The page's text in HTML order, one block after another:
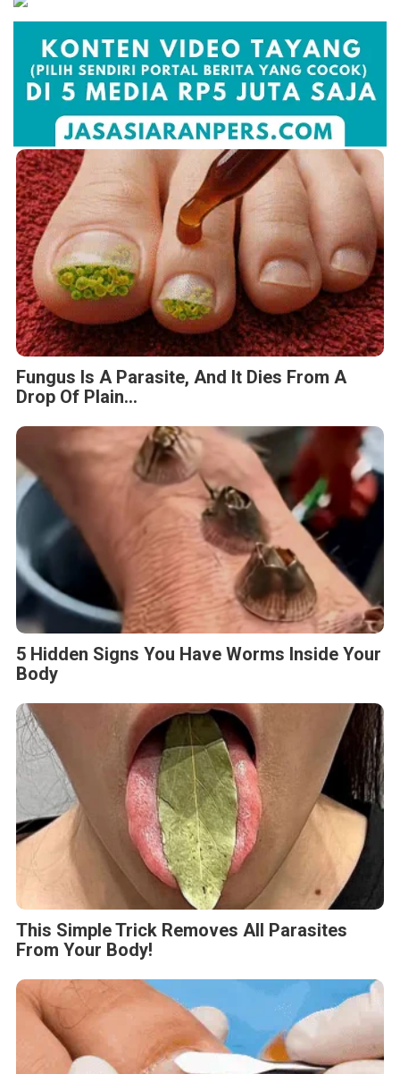
Fungus Is A Parasite, And It Dies From A
Drop Of Plain...
5 Hidden Signs You Have Worms Inside Your
Body
This Simple Trick Removes All Parasites
From Your Body!